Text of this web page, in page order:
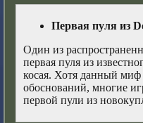
Первая пуля из
Один из
первая пуля из
косая. Хотя данный
обоснований, многие
первой пули из